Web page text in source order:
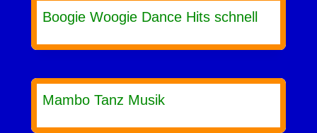
Boogie Woogie Dance Hits schnell
Mambo Tanz Musik